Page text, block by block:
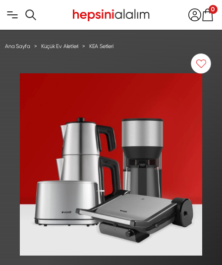
0
Ana Sayfa Küçük Ev Aletleri KEA Setleri